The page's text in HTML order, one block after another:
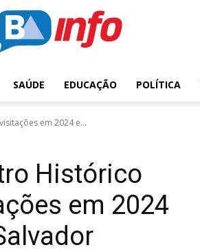
SAÚDE EDUCAÇÃO POLÍTICA
em 2024 e...
Histórico
em 2024